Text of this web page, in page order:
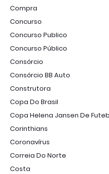
Compra
Concurso
Concurso Publico
Concurso Público
Consórcio
Consórcio BB Auto
Construtora
Copa Do Brasil
Copa Helena Jansen De
Corinthians
Coronavírus
Correia Do Norte
Costa